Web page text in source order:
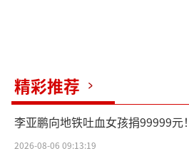
精彩推荐
李亚鹏向地铁吐血女孩捐99999元！
2026-08-06 09:13:19